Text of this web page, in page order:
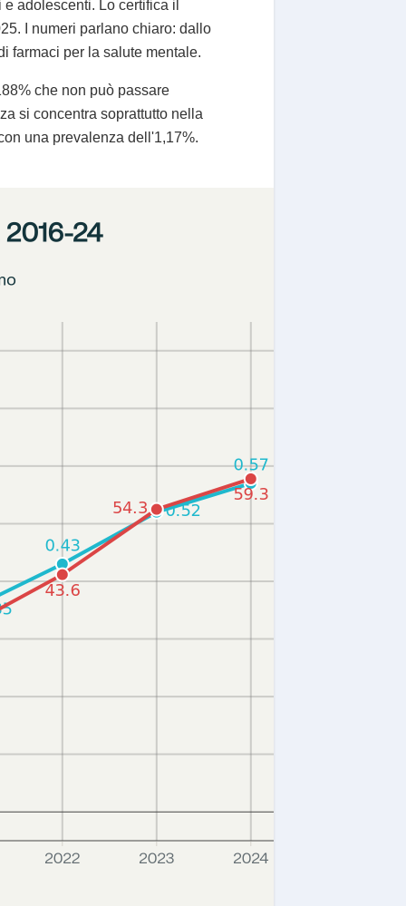
adolescenti. Lo certifica il
I numeri parlano chiaro: dallo
farmaci per la salute mentale.
che non può passare
si concentra soprattutto nella
una prevalenza dell'1,17%.